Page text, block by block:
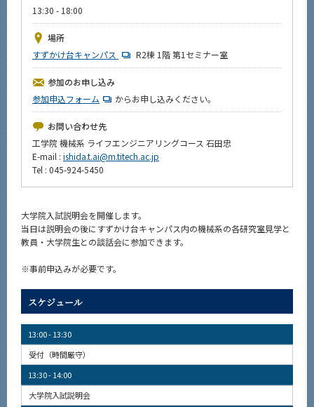
13:30 - 18:00
場所
すずかけ台キャンパス
R2棟 1階 第1セミナー室
参加のお申し込み
参加申込フォーム
からお申し込みください。
お問い合わせ先
工学院 機械系 ライフエンジニアリングコース 石田忠
E-mail : ishida.t.ai@m.titech.ac.jp
Tel : 045-924-5450
大学院入試説明会を開催します。
当日は説明会の後にすずかけ台キャンパス内の機械系の各研究室見学と
教員・大学院生との談話会に参加できます。
※事前申込みが必要です。
スケジュール
13:00 - 13:30
受付（時間厳守）
13:30 - 14:00
大学院入試説明会
イベントカレンダー
Event Calendar
今後のイベント
今後の課程別イベント
年別アーカイブ
CLOSE